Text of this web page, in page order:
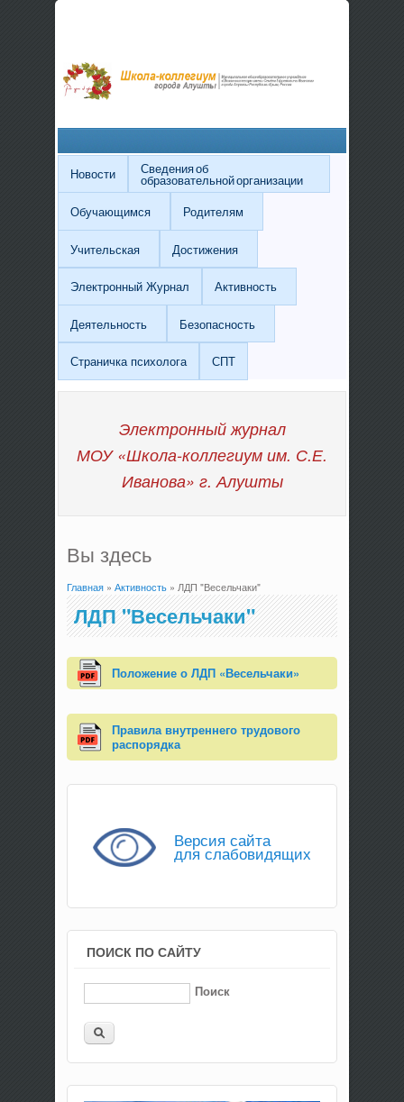
Новости Сведения об
образовательной организации
Обучающимся
Родителям
Учительская Достижения
Электронный Журнал Активность
Деятельность Безопасность
Страничка психолога СПТ
Электронный журнал
МОУ «Школа-коллегиум им. С.Е.
Иванова» г. Алушты
Вы здесь
Главная» Активность» ЛДП "Весельчаки"
ЛДП "Весельчаки"
Положение о ЛДП «Весельчаки»
Правила внутреннего трудового
распорядка
Версия сайта
для слабовидящих
ПОИСК ПО САЙТУ
Поиск